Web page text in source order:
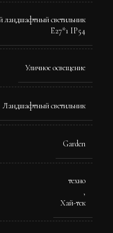
ландшафтный светильник
E27*1 IP54
Уличное освещение
Ландшафтный светильник
Garden
техно
,
Хай-тек